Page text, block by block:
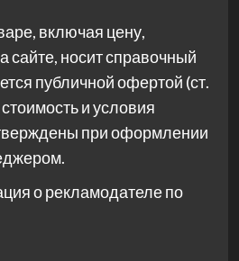
включая цену,
сайте, носит справочный
публичной офертой (ст.
и условия
при оформлении
о рекламодателе по